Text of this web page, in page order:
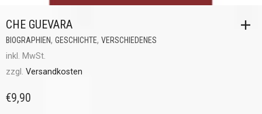
CHE GUEVARA
BIOGRAPHIEN, GESCHICHTE, VERSCHIEDENES
inkl. MwSt.
zzgl. Versandkosten
€9,90